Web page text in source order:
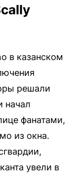
в казанском
решали
начал
фанатами,
из окна.
увели в